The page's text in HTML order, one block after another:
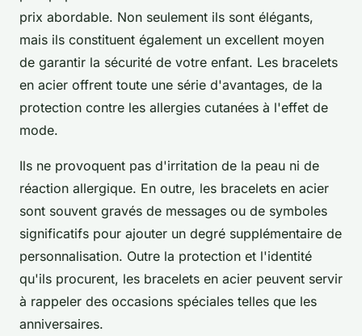
prix abordable. Non seulement ils sont élégants,
mais ils constituent également un excellent moyen
de garantir la sécurité de votre enfant. Les bracelets
en acier offrent toute une série d'avantages, de la
protection contre les allergies cutanées à l'effet de
mode.
Ils ne provoquent pas d'irritation de la peau ni de
réaction allergique. En outre, les bracelets en acier
sont souvent gravés de messages ou de symboles
significatifs pour ajouter un degré supplémentaire de
personnalisation. Outre la protection et l'identité
qu'ils procurent, les bracelets en acier peuvent servir
à rappeler des occasions spéciales telles que les
anniversaires.